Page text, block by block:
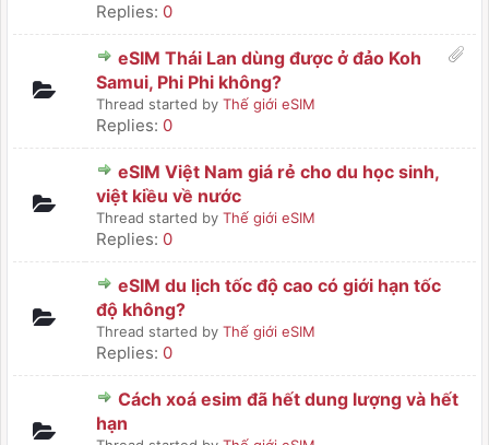
Replies: 0
eSIM Thái Lan dùng được ở đảo Koh
Samui, Phi Phi không?
Thread started by Thế giới eSIM
Replies: 0
eSIM Việt Nam giá rẻ cho du học sinh,
việt kiều về nước
Thread started by Thế giới eSIM
Replies: 0
eSIM du lịch tốc độ cao có giới hạn tốc
độ không?
Thread started by Thế giới eSIM
Replies: 0
Cách xoá esim đã hết dung lượng và hết
hạn